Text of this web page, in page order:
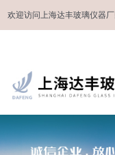
欢迎访问上海达丰玻璃仪器厂